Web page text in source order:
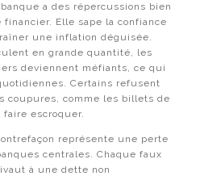
a des répercussions bien
Elle sape la confiance
une inflation déguisée.
en grande quantité, les
deviennent méfiants, ce qui
Certains refusent
coupures, comme les billets de
escroquer.
représente une perte
centrales. Chaque faux
à une dette non